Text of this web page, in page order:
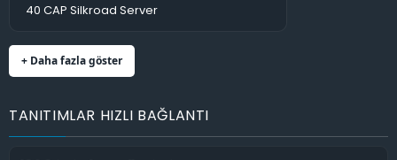
40 CAP Silkroad Server
+ Daha fazla göster
TANITIMLAR HIZLI BAĞLANTI